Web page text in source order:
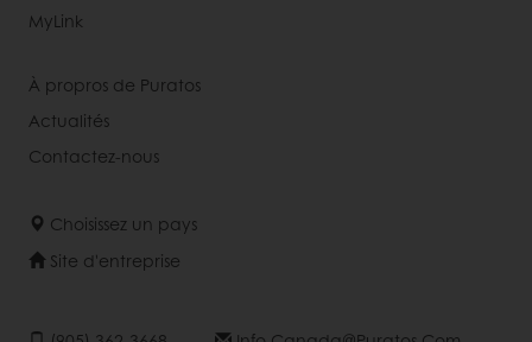
MyLink
À propros de Puratos
Actualités
Contactez-nous
Choisissez un pays
Site d'entreprise